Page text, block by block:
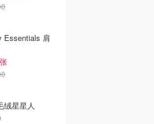
Essentials 肩
绒星星人